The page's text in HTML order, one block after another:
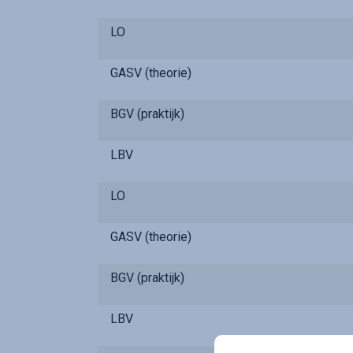
LO
GASV (theorie)
BGV (praktijk)
LBV
LO
GASV (theorie)
BGV (praktijk)
LBV